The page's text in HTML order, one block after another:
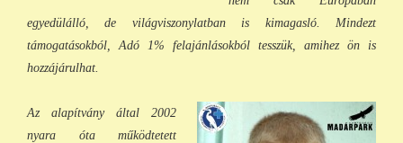
egyedülálló, de világviszonylatban is kimagasló. Mindezt
támogatásokból, Adó 1% felajánlásokból tesszük, amihez ön is
hozzájárulhat.
Az alapítvány által 2002
nyara óta működtetett